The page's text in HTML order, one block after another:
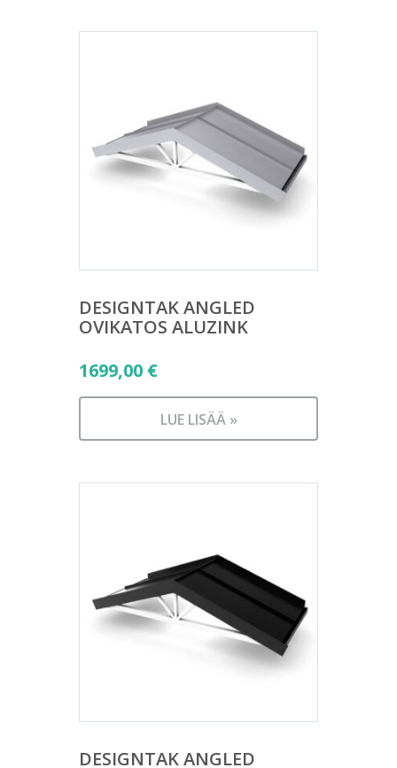
DESIGNTAK ANGLED
OVIKATOS ALUZINK
1699,00 €
LUE LISÄÄ »
DESIGNTAK ANGLED